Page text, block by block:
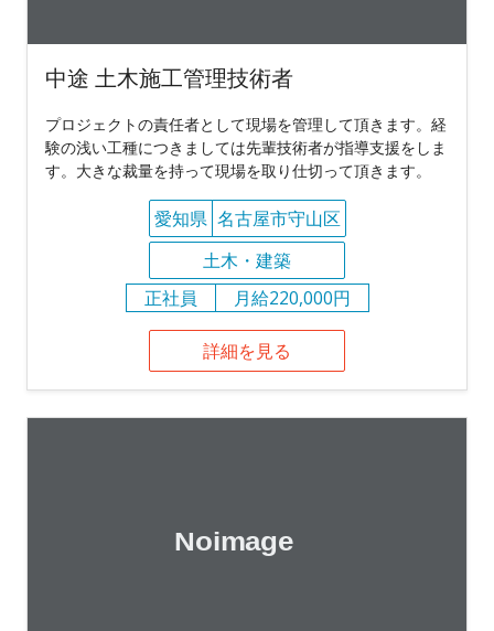
中途 土木施工管理技術者
プロジェクトの責任者として現場を管理して頂きます。経
験の浅い工種につきましては先輩技術者が指導支援をしま
す。大きな裁量を持って現場を取り仕切って頂きます。
愛知県 名古屋市守山区
土木・建築
正社員
月給220,000円
詳細を見る